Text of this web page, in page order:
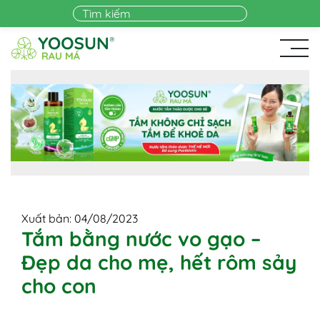
Skip to main content
Xuất bản: 04/08/2023
Tắm bằng nước vo gạo –
Đẹp da cho mẹ, hết rôm sảy
cho con